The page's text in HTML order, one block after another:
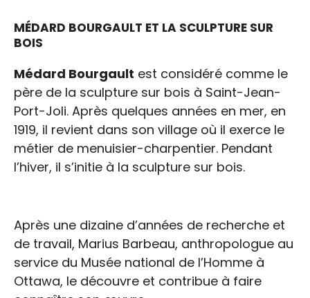
MÉDARD BOURGAULT ET LA SCULPTURE SUR
BOIS
Médard Bourgault est considéré comme le
père de la sculpture sur bois à Saint-Jean-
Port-Joli. Après quelques années en mer, en
1919, il revient dans son village où il exerce le
métier de menuisier-charpentier. Pendant
l’hiver, il s’initie à la sculpture sur bois.
Après une dizaine d’années de recherche et
de travail, Marius Barbeau, anthropologue au
service du Musée national de l’Homme à
Ottawa, le découvre et contribue à faire